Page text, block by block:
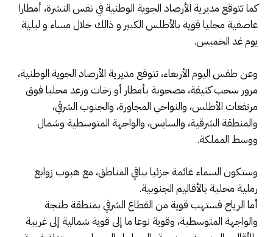
كما تتوقع مديرية الأرصاد الجوية الوطنية في نفس النشرة، أمطارا
عاصفية محليا قوية بالأطلس الكبير و ذالك خلال مساء و ليلية
يوم غد الخميس.
وعن طقس اليوم الأربعاء، تتوقع مديرية الأرصاد الجوية الوطنية،
مرور سحب كثيفة، مصحوبة بأمطار أو زخات ورعد محليا فوق
مرتفعات الأطلس، والنواحي المجاورة، والجنوب الشرقي،
والمنطقة الشرقية، والسايس، والواجهة المتوسطية وشمال
ووسط المملكة.
وستكون السماء غائمة جزئيا بباقي المناطق، مع هبوب زوابع
رملية محلية بالأقاليم الجنوبية.
أما الرياح فستهب قوية من القطاع الشرقي بمنطقة طنجة
والواجهة المتوسطية، وقوية نوعا ما إلى قوية شمالية إلى غربية